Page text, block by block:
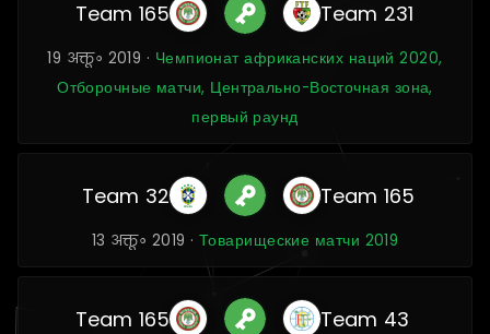
Team 165 Team 231
19 अक्तू॰ 2019 · Чемпионат африканских наций 2020,
Отборочные матчи, Центрально-Восточная зона,
первый раунд
Team 32 Team 165
13 अक्तू॰ 2019 · Товарищеские матчи 2019
Team 165 Team 43